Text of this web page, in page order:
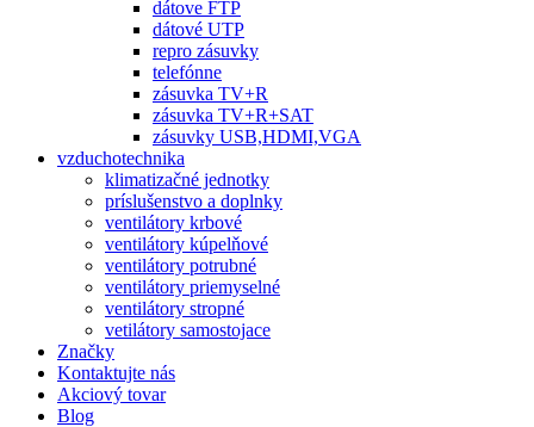
dátove FTP
dátové UTP
repro zásuvky
telefónne
zásuvka TV+R
zásuvka TV+R+SAT
zásuvky USB,HDMI,VGA
vzduchotechnika
klimatizačné jednotky
príslušenstvo a doplnky
ventilátory krbové
ventilátory kúpelňové
ventilátory potrubné
ventilátory priemyselné
ventilátory stropné
vetilátory samostojace
Značky
Kontaktujte nás
Akciový tovar
Blog